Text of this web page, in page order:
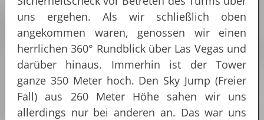
uns ergehen. Als wir schließlich oben
angekommen waren, genossen wir einen
herrlichen 360° Rundblick über Las Vegas und
darüber hinaus. Immerhin ist der Tower
ganze 350 Meter hoch. Den Sky Jump (Freier
Fall) aus 260 Meter Höhe sahen wir uns
allerdings nur bei anderen an. Das war uns